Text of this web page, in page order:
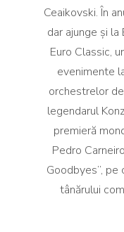
Ceaikovski. În
dar ajunge și la
Euro Classic,
evenimente
orchestrelor
legendarul
premieră
Pedro
Goodbyes”,
tânărului